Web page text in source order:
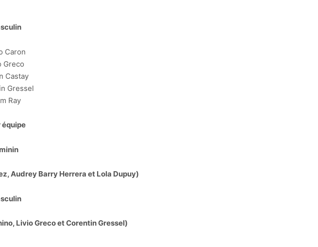
Caron
Greco
Castay
Gressel
Ray
équipe
Audrey Barry Herrera et Lola Dupuy)
Livio Greco et Corentin Gressel)